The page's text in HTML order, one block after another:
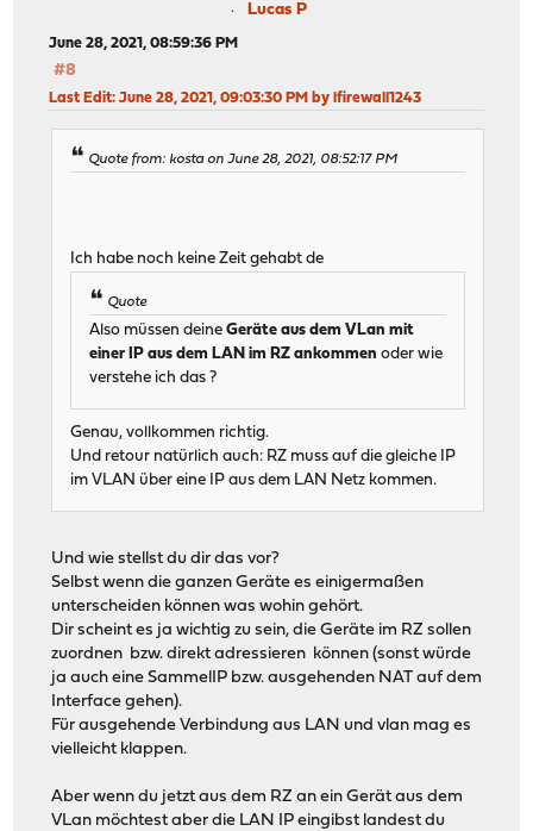
Lucas P
June 28, 2021, 08:59:36 PM
#8
Last Edit: June 28, 2021, 09:03:30 PM by lfirewall1243
Quote from: kosta on June 28, 2021, 08:52:17 PM
Ich habe noch keine Zeit gehabt de
Quote
Also müssen deineGeräte aus dem VLan mit
einer IP aus dem LAN im RZ ankommen oder wie
verstehe ich das ?
Genau, vollkommen richtig.
Und retour natürlich auch: RZ muss auf die gleiche IP
im VLAN über eine IP aus dem LAN Netz kommen.
Und wie stellst du dir das vor?
Selbst wenn die ganzen Geräte es einigermaßen
unterscheiden können was wohin gehört.
Dir scheint es ja wichtig zu sein, die Geräte im RZ sollen
zuordnen bzw. direkt adressieren können (sonst würde
ja auch eine SammelIP bzw. ausgehenden NAT auf dem
Interface gehen).
Für ausgehende Verbindung aus LAN und vlan mag es
vielleicht klappen.
Aber wenn du jetzt aus dem RZ an ein Gerät aus dem
VLan möchtest aber die LAN IP eingibst landest du